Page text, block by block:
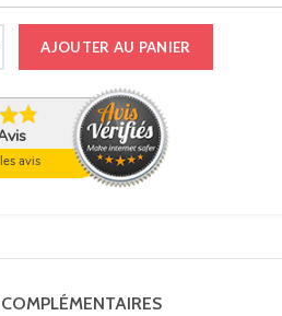
AJOUTER AU PANIER
avis